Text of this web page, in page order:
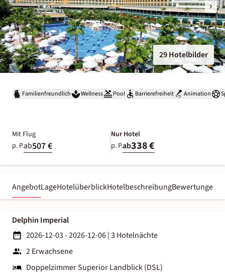
29 Hotelbilder
Familienfreundlich Wellness Pool Barrierefreiheit Animation
Mit Flug
p. P.ab507 €
Nur Hotel
p. P.ab338 €
AngebotLageHotelüberblickHotelbeschreibungBewertungen
Delphin Imperial
2026-12-03 - 2026-12-06|3 Hotelnächte
2 Erwachsene
Doppelzimmer Superior Landblick (DSL)